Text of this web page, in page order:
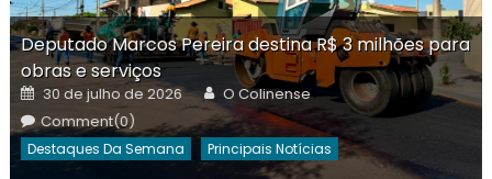
Deputado Marcos Pereira destina R$ 3 milhões para
obras e serviços
Posted
on
30 de julho de 2026 Author
O Colinense
Comment(0)
Destaques Da Semana Principais Notícias